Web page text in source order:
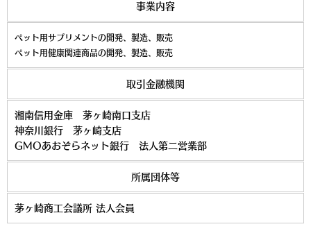
事業内容
ペット用サプリメントの開発、製造、販売
ペット用健康関連商品の開発、製造、販売
取引金融機関
湘南信用金庫 茅ヶ崎南口支店
神奈川銀行 茅ヶ崎支店
GMOあおぞらネット銀行 法人第二営業部
所属団体等
茅ヶ崎商工会議所 法人会員